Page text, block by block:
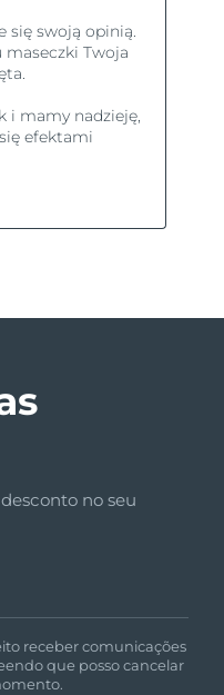
no seu
receber comunicações
que posso cancelar